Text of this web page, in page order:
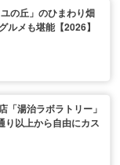
の丘」のひまわり畑
ルメも堪能【2026】
「湯治ラボラトリー」
り以上から自由にカス